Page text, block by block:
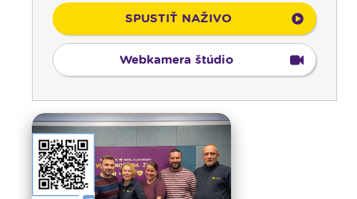
SPUSTIŤ NAŽIVO
Webkamera štúdio
04:25
Čítanie na pokračovanie - repríza
04:50 Deň s modlitbou
05:15
Rádio Vatikán - SK (repríza)
05:30
Litánie k Božskému srdcu
05:45
Ranné chvály
06:00 Ranné spojenie
08:30
Rozprávka na sobotné ráno
09:00
Kláštory a rehoľný život
09:30
Viera do vrecka